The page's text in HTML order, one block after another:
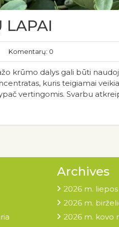
LAPAI
Komentarų: 0
krūmo dalys gali būti
kuris teigiamai
vertingomis. Svarbu
Archives
2026 m.
2026 m.
2026 m. kovo